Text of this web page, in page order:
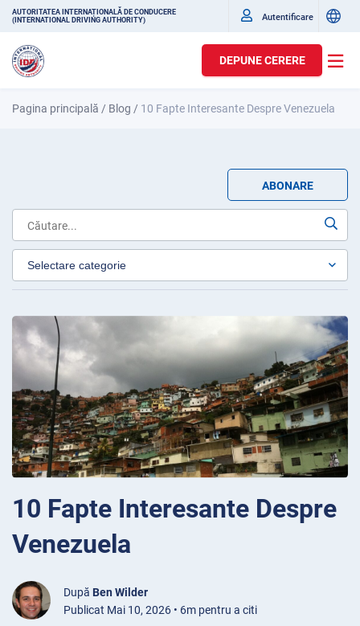
AUTORITATEA INTERNAȚIONALĂ DE CONDUCERE
(INTERNATIONAL DRIVING AUTHORITY)
Autentificare
DEPUNE CERERE
Pagina principală / Blog / 10 Fapte Interesante Despre Venezuela
ABONARE
10 Fapte Interesante Despre
Venezuela
După Ben Wilder
Publicat Mai 10, 2026 • 6m pentru a citi